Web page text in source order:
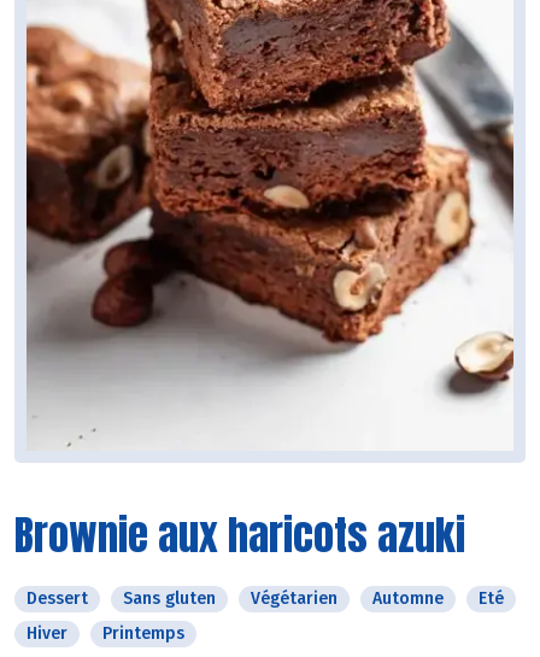
Brownie aux haricots azuki
Dessert Sans gluten Végétarien Automne
Eté
Hiver
Printemps